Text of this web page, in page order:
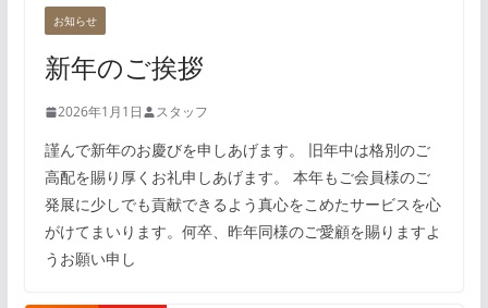
お知らせ
新年のご挨拶
2026年1月1日 スタッフ
謹んで新年のお慶びを申しあげます。 旧年中は格別のご
高配を賜り厚くお礼申しあげます。 本年もご会員様のご
発展に少しでも貢献できるよう真心をこめたサービスを心
がけてまいります。何卒、昨年同様のご愛顧を賜りますよ
うお願い申し